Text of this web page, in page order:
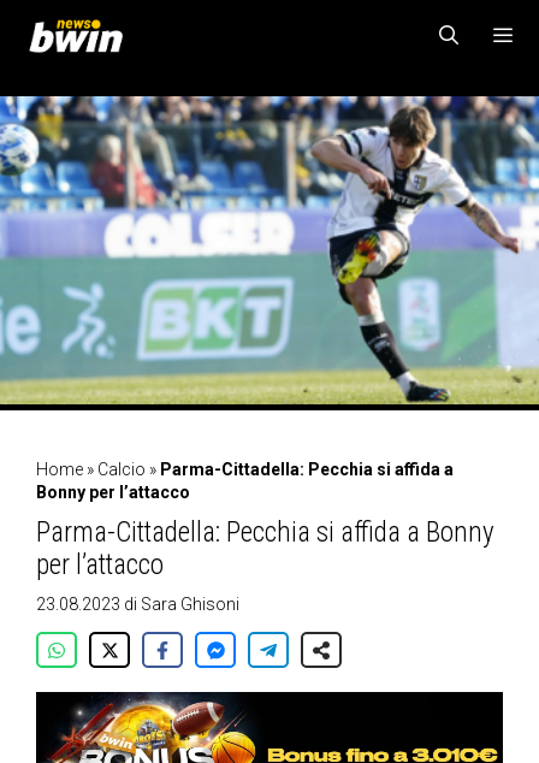
contenuto
MENU
Home » Calcio » Parma-Cittadella: Pecchia si affida a
Bonny per l’attacco
Parma-Cittadella: Pecchia si affida a Bonny
per l’attacco
23.08.2023 di Sara Ghisoni